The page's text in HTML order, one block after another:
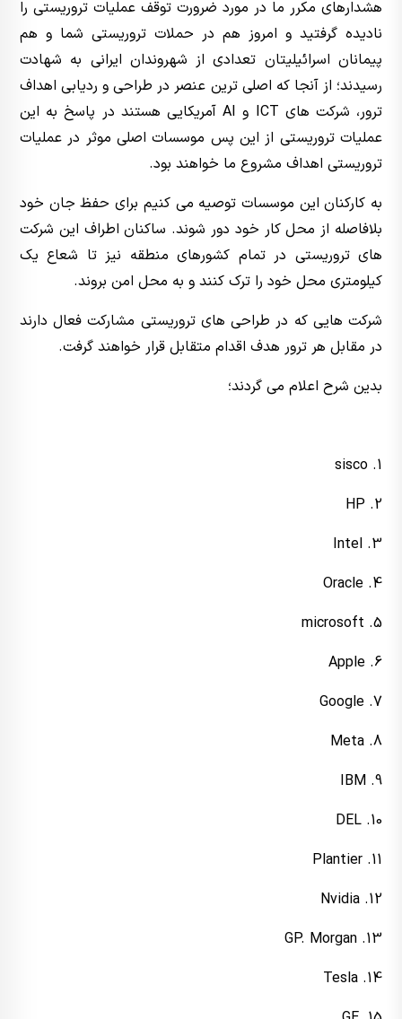
هشدارهای مکرر ما در مورد ضرورت توقف عملیات تروریستی را
نادیده گرفتید و امروز هم در حملات تروریستی شما و هم
پیمانان اسرائیلیتان تعدادی از شهروندان ایرانی به شهادت
رسیدند؛ از آنجا که اصلی ترین عنصر در طراحی و ردیابی اهداف
ترور، شرکت های ICT و AI آمریکایی هستند در پاسخ به این
عملیات تروریستی از این پس موسسات اصلی موثر در عملیات
تروریستی اهداف مشروع ما خواهند بود.
به کارکنان این موسسات‌ توصیه می کنیم برای حفظ جان خود
بلافاصله از محل کار خود دور شوند. ساکنان اطراف این شرکت
های تروریستی در تمام کشورهای منطقه نیز تا شعاع یک
کیلومتری محل خود را ترک کنند و به محل امن بروند.
شرکت هایی که در طراحی های تروریستی مشارکت فعال دارند
در مقابل هر ترور هدف اقدام متقابل قرار خواهند گرفت.
بدین شرح اعلام می گردند؛
1. sisco
2. HP
3. Intel
4. Oracle
5. microsoft
6. Apple
7. Google
8. Meta
9. IBM
10. DEL
11. Plantier
12. Nvidia
13. GP. Morgan
14. Tesla